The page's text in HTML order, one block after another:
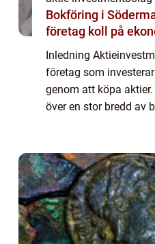
Bokföring i
företag koll på
Inledning
företag som
genom att köpa
över en stor bredd av
artike...